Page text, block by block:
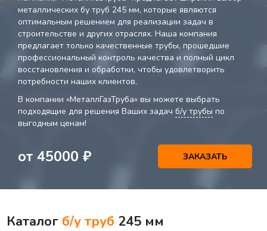
металлических бу труб 245 мм, которые являются
оптимальным решением для реализации задач в
строительстве и других отраслях. Наша компания
предлагает только качественные трубы, прошедшие
профессиональный контроль качества и полный цикл
восстановления и обработки, чтобы удовлетворить
потребности наших клиентов.
В компании «МеталлГазТруба» вы можете выбрать
подходящие для решения Ваших задач б/у трубы по
выгодным ценам!
от 45000 ₽ ЗАКАЗАТЬ
Каталог б/у труб 245 мм